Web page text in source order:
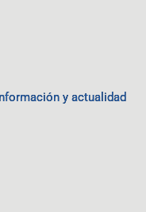
y actualidad